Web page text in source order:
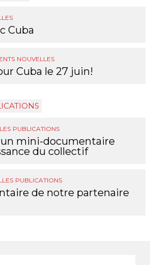
Cuba
NOUVELLES
Cuba le 27 juin!
PUBLICATIONS
mini-documentaire
du collectif
PUBLICATIONS
de notre partenaire